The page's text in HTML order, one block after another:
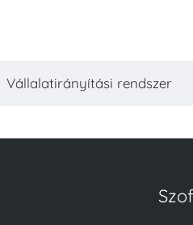
Vállalatirányítási rendszer